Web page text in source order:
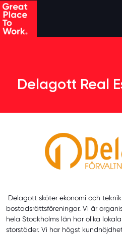
Skip to main content
Delagott Real
Delagott sköter ekonomi och
bostadsrättsföreningar. Vi är
hela Stockholms län har olika
storstäder. Vi har högst